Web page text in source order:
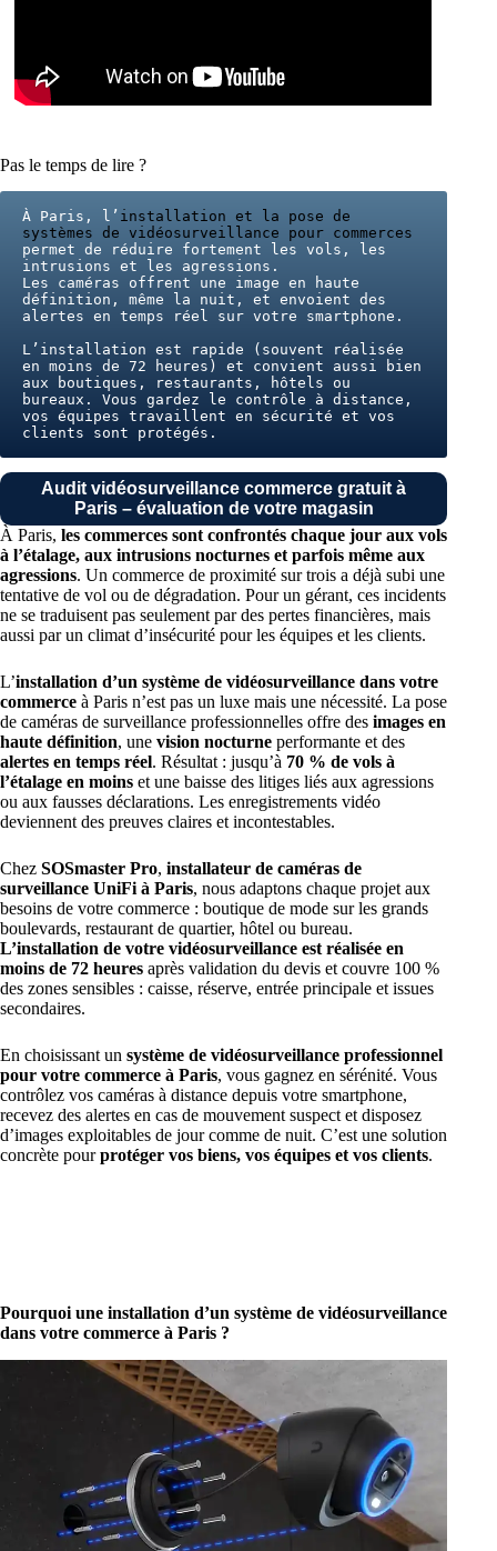
Pas le temps de lire ?
À Paris, l’ installation et la pose de
systèmes de vidéosurveillance pour commerces
permet de réduire fortement les vols, les
intrusions et les agressions.
Les caméras offrent une image en haute
définition, même la nuit, et envoient des
alertes en temps réel sur votre smartphone.
L’installation est rapide (souvent réalisée
en moins de 72 heures) et convient aussi bien
aux boutiques, restaurants, hôtels ou
bureaux. Vous gardez le contrôle à distance,
vos équipes travaillent en sécurité et vos
clients sont protégés.
Audit vidéosurveillance commerce gratuit à
Paris – évaluation de votre magasin
À Paris, les commerces sont confrontés chaque jour aux vols
à l’étalage, aux intrusions nocturnes et parfois même aux
agressions. Un commerce de proximité sur trois a déjà subi une
tentative de vol ou de dégradation. Pour un gérant, ces incidents
ne se traduisent pas seulement par des pertes financières, mais
aussi par un climat d’insécurité pour les équipes et les clients.
L’installation d’un système de vidéosurveillance dans votre
commerce à Paris n’est pas un luxe mais une nécessité. La pose
de caméras de surveillance professionnelles offre des images en
haute définition, une vision nocturne performante et des
alertes en temps réel. Résultat : jusqu’à 70 % de vols à
l’étalage en moins et une baisse des litiges liés aux agressions
ou aux fausses déclarations. Les enregistrements vidéo
deviennent des preuves claires et incontestables.
Chez SOSmaster Pro, installateur de caméras de
surveillance UniFi à Paris, nous adaptons chaque projet aux
besoins de votre commerce : boutique de mode sur les grands
boulevards, restaurant de quartier, hôtel ou bureau.
L’installation de votre vidéosurveillance est réalisée en
moins de 72 heures après validation du devis et couvre 100 %
des zones sensibles : caisse, réserve, entrée principale et issues
secondaires.
En choisissant un système de vidéosurveillance professionnel
pour votre commerce à Paris, vous gagnez en sérénité. Vous
contrôlez vos caméras à distance depuis votre smartphone,
recevez des alertes en cas de mouvement suspect et disposez
d’images exploitables de jour comme de nuit. C’est une solution
concrète pourprotéger vos biens, vos équipes et vos clients.
Pourquoi une installation d’un système de vidéosurveillance
dans votre commerce à Paris ?